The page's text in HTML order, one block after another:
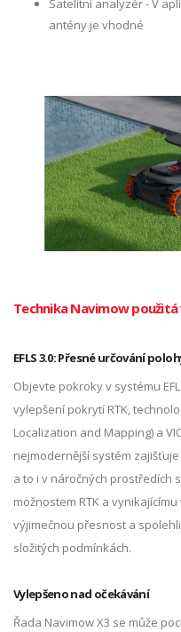
Satelitní analyzér - V
antény je vhodné
Technika Navimow použitá
EFLS 3.0: Přesné určování
Objevte pokroky v systému
vylepšení pokrytí RTK,
Localization and Mapping) a
nejmodernější systém
a to i v náročných prostředích
možnostem RTK a vynikajícímu
výjimečnou přesnost a
složitých podmínkách.
Vylepšeno nad očekávání
Řada Navimow X3 se může